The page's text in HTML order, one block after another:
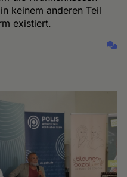
keinem anderen Teil
existiert.